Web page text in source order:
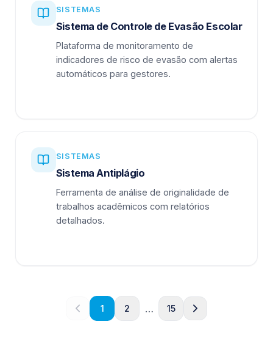
SISTEMAS
Sistema de Controle de Evasão Escolar
Plataforma de monitoramento de
indicadores de risco de evasão com alertas
automáticos para gestores.
SISTEMAS
Sistema Antiplágio
Ferramenta de análise de originalidade de
trabalhos acadêmicos com relatórios
detalhados.
1 2 … 15